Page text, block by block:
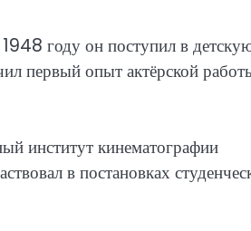
году он поступил в
первый опыт актёрской
институт кинематографии
в постановках